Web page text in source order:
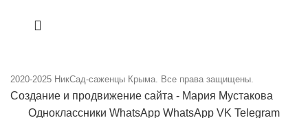
2020-2025 НикСад-саженцы Крыма. Все права защищены.
Создание и продвижение сайта - Мария Мустакова
Одноклассники WhatsApp WhatsApp VK Telegram